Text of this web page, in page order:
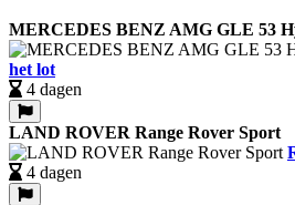
MERCEDES BENZ AMG GLE 53
het lot
4 dagen
LAND ROVER Range Rover Sport
4 dagen